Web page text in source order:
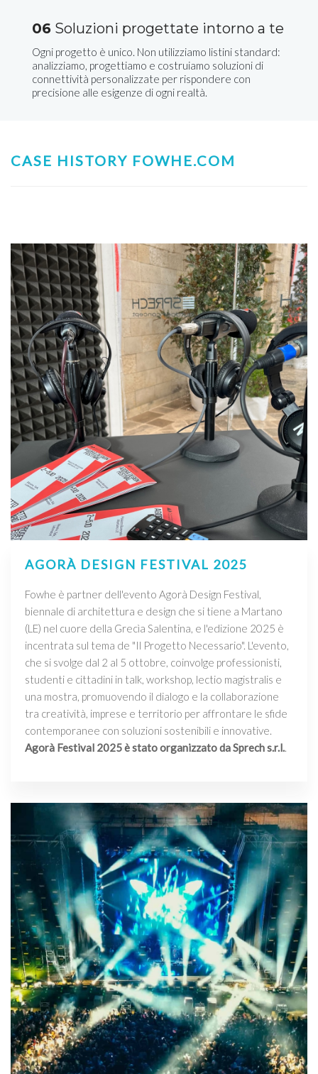
06 Soluzioni progettate intorno a te
Ogni progetto è unico. Non utilizziamo listini standard:
analizziamo, progettiamo e costruiamo soluzioni di
connettività personalizzate per rispondere con
precisione alle esigenze di ogni realtà.
CASE HISTORY FOWHE.COM
AGORÀ DESIGN FESTIVAL 2025
Fowhe è partner dell'evento Agorà Design Festival,
biennale di architettura e design che si tiene a Martano
(LE) nel cuore della Grecìa Salentina, e l'edizione 2025 è
incentrata sul tema de "Il Progetto Necessario". L'evento,
che si svolge dal 2 al 5 ottobre, coinvolge professionisti,
studenti e cittadini in talk, workshop, lectio magistralis e
una mostra, promuovendo il dialogo e la collaborazione
tra creatività, imprese e territorio per affrontare le sfide
contemporanee con soluzioni sostenibili e innovative.
Agorà Festival 2025 è stato organizzato da Sprech s.r.l..